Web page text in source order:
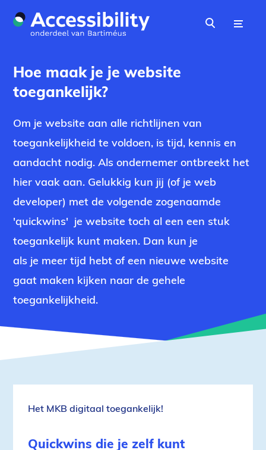
Naar hoofdinhoud
Zoeken
Hoe maak je je website
toegankelijk?
Om je website aan alle richtlijnen van
toegankelijkheid te voldoen, is tijd, kennis en
aandacht nodig. Als ondernemer ontbreekt het
hier vaak aan. Gelukkig kun jij (of je web
developer) met de volgende zogenaamde
'quickwins' je website toch al een een stuk
toegankelijk kunt maken. Dan kun je
als je meer tijd hebt of een nieuwe website
gaat maken kijken naar de gehele
toegankelijkheid.
Het MKB digitaal toegankelijk!
Quickwins die je zelf kunt